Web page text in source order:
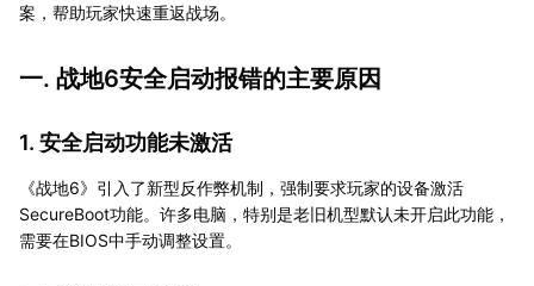
案，帮助玩家快速重返战场。
一. 战地6安全启动报错的主要原因
1. 安全启动功能未激活
《战地6》引入了新型反作弊机制，强制要求玩家的设备激活
SecureBoot功能。许多电脑，特别是老旧机型默认未开启此功能，
需要在BIOS中手动调整设置。